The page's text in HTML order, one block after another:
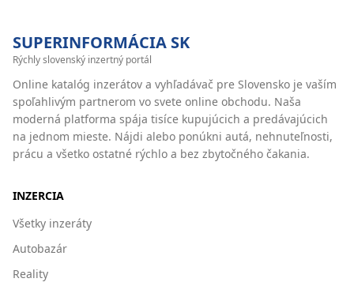
SUPERINFORMÁCIA SK
Rýchly slovenský inzertný portál
Online katalóg inzerátov a vyhľadávač pre Slovensko je vaším
spoľahlivým partnerom vo svete online obchodu. Naša
moderná platforma spája tisíce kupujúcich a predávajúcich
na jednom mieste. Nájdi alebo ponúkni autá, nehnuteľnosti,
prácu a všetko ostatné rýchlo a bez zbytočného čakania.
INZERCIA
Všetky inzeráty
Autobazár
Reality